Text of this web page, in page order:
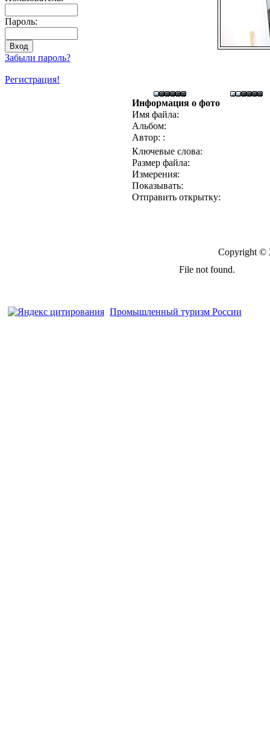
Пароль:
Забыли пароль?
Регистрация!
Информация о фото
Имя файла:
Альбом:
Автор: :
Ключевые слова:
Размер файла:
Измерения:
Показывать:
Отправить открытку:
Copyright ©
Промышленный туризм России